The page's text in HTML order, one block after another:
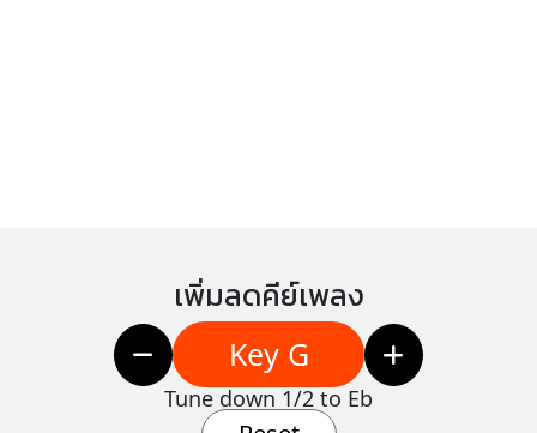
เพิ่มลดคีย์เพลง
Key G
Tune down 1/2 to Eb